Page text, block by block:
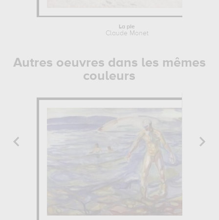
La pie
Claude Monet
Autres oeuvres dans les mêmes
couleurs